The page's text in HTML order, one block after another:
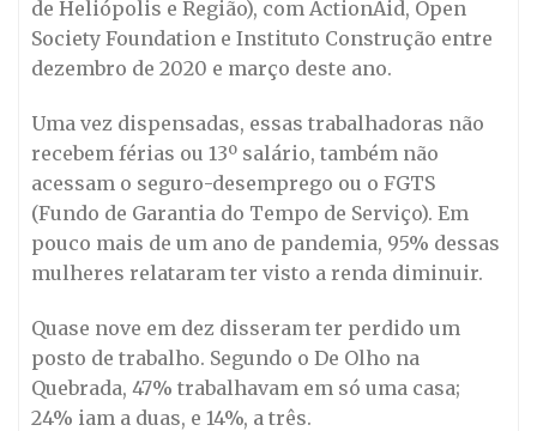
de Heliópolis e Região), com ActionAid, Open
Society Foundation e Instituto Construção entre
dezembro de 2020 e março deste ano.
Uma vez dispensadas, essas trabalhadoras não
recebem férias ou 13º salário, também não
acessam o seguro-desemprego ou o FGTS
(Fundo de Garantia do Tempo de Serviço). Em
pouco mais de um ano de pandemia, 95% dessas
mulheres relataram ter visto a renda diminuir.
Quase nove em dez disseram ter perdido um
posto de trabalho. Segundo o De Olho na
Quebrada, 47% trabalhavam em só uma casa;
24% iam a duas, e 14%, a três.